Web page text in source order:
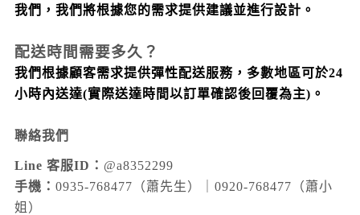
我們，我們將根據您的需求提供建議並進行設計。
配送時間需要多久？
我們根據顧客需求提供彈性配送服務，多數地區可於24
小時內送達(實際送達時間以訂單確認後回覆為主) 。
聯絡我們
Line 客服ID： @a8352299
手機： 0935-768477（蕭先生）｜0920-768477（蕭小
姐）